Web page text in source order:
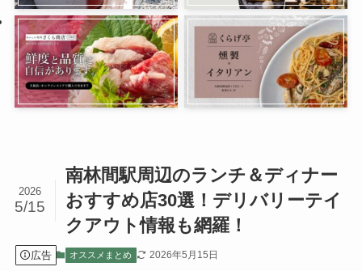
南林間駅周辺のランチ＆ディナー
おすすめ店30選！デリバリーテイ
クアウト情報も網羅！
2026
5/15
広告 オススメまとめ 2026年5月15日